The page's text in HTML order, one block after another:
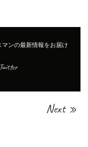
Twitter
Next »